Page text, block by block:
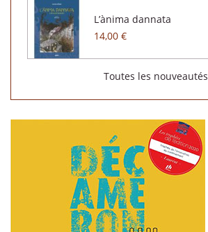
L’ànima dannata
14,00 €
Toutes les nouveautés